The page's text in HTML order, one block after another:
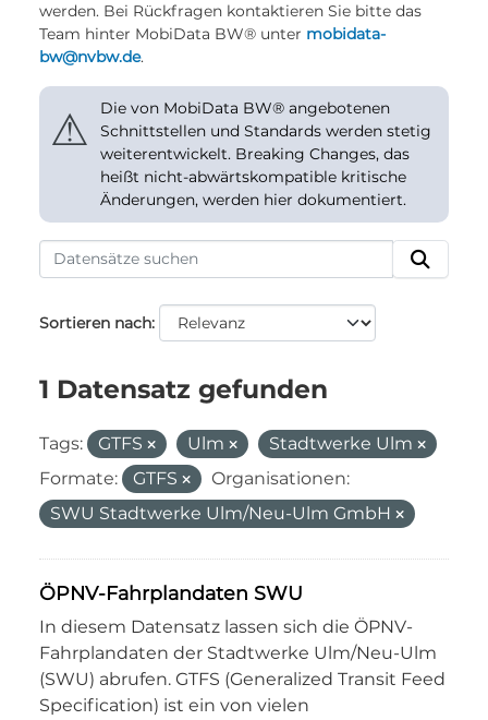
werden. Bei Rückfragen kontaktieren Sie bitte das
Team hinter MobiData BW® unter mobidata-
bw@nvbw.de.
⚠
Die von MobiData BW® angebotenen
Schnittstellen und Standards werden stetig
weiterentwickelt. Breaking Changes, das
heißt nicht-abwärtskompatible kritische
Änderungen, werden hier dokumentiert.
Sortieren nach
1 Datensatz gefunden
Tags: GTFS Ulm
Stadtwerke Ulm
Formate:
GTFS
Organisationen:
SWU Stadtwerke Ulm/Neu-Ulm GmbH
ÖPNV-Fahrplandaten SWU
In diesem Datensatz lassen sich die ÖPNV-
Fahrplandaten der Stadtwerke Ulm/Neu-Ulm
(SWU) abrufen. GTFS (Generalized Transit Feed
Specification) ist ein von vielen